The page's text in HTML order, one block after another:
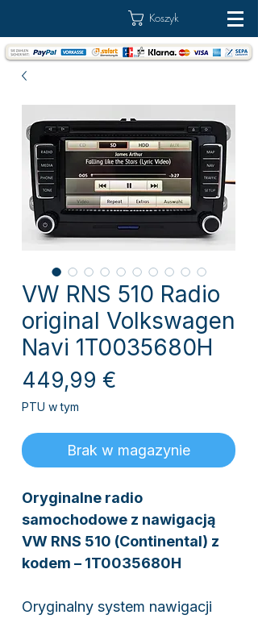
Koszyk
VW RNS 510 Radio
original Volkswagen
Navi 1T0035680H
449,99 €
PTU w tym
Brak w magazynie
Oryginalne radio
samochodowe z nawigacją
VW RNS 510 (Continental) z
kodem – 1T0035680H
Oryginalny system nawigacji